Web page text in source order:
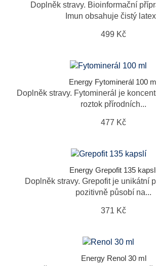
Doplněk stravy. Bioinformační
Imun obsahuje čistý
499 Kč
Energy Fytominerál 100
Doplněk stravy. Fytominerál je
roztok přírodních...
477 Kč
Energy Grepofit 135
Doplněk stravy. Grepofit je unikátní
pozitivně působí na...
371 Kč
Energy Renol 30 ml